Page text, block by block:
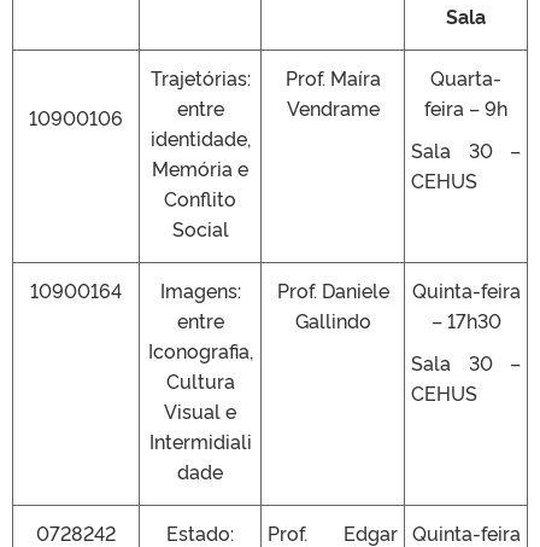
Sala
10900106
Trajetórias:
entre
identidade,
Memória e
Conflito
Social
Prof. Maíra
Vendrame
Quarta-
feira – 9h
Sala 30 –
CEHUS
10900164
Imagens:
entre
Iconografia,
Cultura
Visual e
Intermidiali
dade
Prof. Daniele
Gallindo
Quinta-feira
– 17h30
Sala 30 –
CEHUS
0728242
Estado:
Prof. Edgar Quinta-feira